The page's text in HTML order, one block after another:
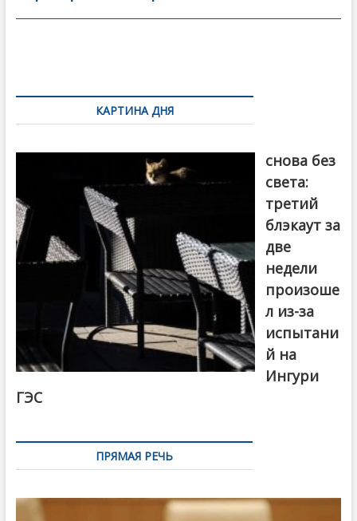
o
в
по
записямКАРТИНА ДНЯ
снова без
света:
третий
блэкаут за
две
недели
произоше
л из-за
испытани
й на
Ингури
ГЭС
ПРЯМАЯ РЕЧЬ